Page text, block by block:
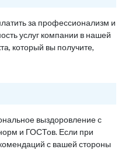
за профессионализм и
услуг компании в нашей
который вы получите,
выздоровление с
и ГОСТов. Если при
с вашей стороны